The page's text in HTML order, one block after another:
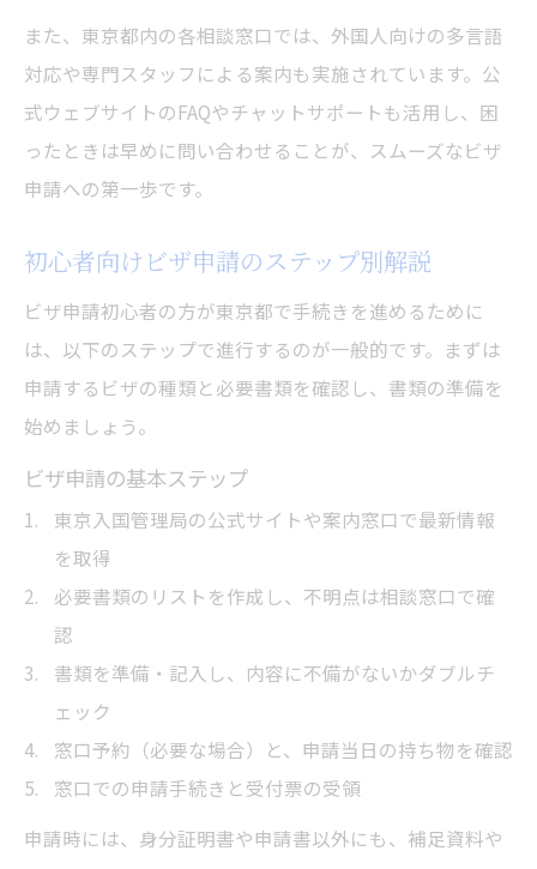
また、東京都内の各相談窓口では、外国人向けの多言語
対応や専門スタッフによる案内も実施されています。公
式ウェブサイトのFAQやチャットサポートも活用し、困
ったときは早めに問い合わせることが、スムーズなビザ
申請への第一歩です。
初心者向けビザ申請のステップ別解説
ビザ申請初心者の方が東京都で手続きを進めるために
は、以下のステップで進行するのが一般的です。まずは
申請するビザの種類と必要書類を確認し、書類の準備を
始めましょう。
ビザ申請の基本ステップ
東京入国管理局の公式サイトや案内窓口で最新情報
を取得
必要書類のリストを作成し、不明点は相談窓口で確
認
書類を準備・記入し、内容に不備がないかダブルチ
ェック
窓口予約（必要な場合）と、申請当日の持ち物を確認
窓口での申請手続きと受付票の受領
申請時には、身分証明書や申請書以外にも、補足資料や